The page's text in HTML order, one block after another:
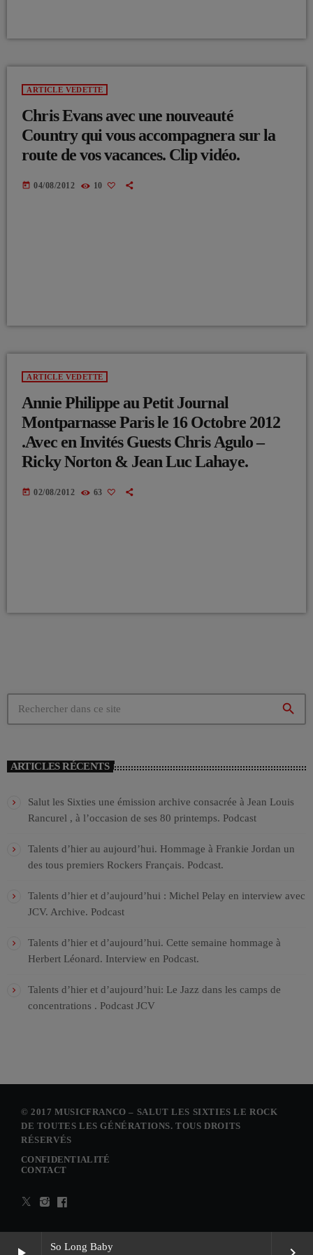
So Long Baby
ARTICLE VEDETTE
Chris Evans avec une nouveauté
Country qui vous accompagnera sur la
route de vos vacances. Clip vidéo.
today 04/08/2012 10
ARTICLE VEDETTE
Annie Philippe au Petit Journal
Montparnasse Paris le 16 Octobre 2012
.Avec en Invités Guests Chris Agulo –
Ricky Norton & Jean Luc Lahaye.
today 02/08/2012 63
search
ARTICLES RÉCENTS
Salut les Sixties une émission archive consacrée à Jean Louis
Rancurel , à l’occasion de ses 80 printemps. Podcast
Talents d’hier au aujourd’hui. Hommage à Frankie Jordan un
des tous premiers Rockers Français. Podcast.
Talents d’hier et d’aujourd’hui : Michel Pelay en interview avec
JCV. Archive. Podcast
Talents d’hier et d’aujourd’hui. Cette semaine hommage à
Herbert Léonard. Interview en Podcast.
Talents d’hier et d’aujourd’hui: Le Jazz dans les camps de
concentrations . Podcast JCV
© 2017 MUSICFRANCO – SALUT LES SIXTIES LE ROCK
DE TOUTES LES GÉNÉRATIONS. TOUS DROITS
RÉSERVÉS
CONFIDENTIALITÉ
CONTACT